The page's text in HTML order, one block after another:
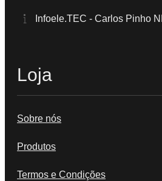
Infoele.TEC - Carlos Pinho
Loja
Sobre nós
Produtos
Termos e Condições